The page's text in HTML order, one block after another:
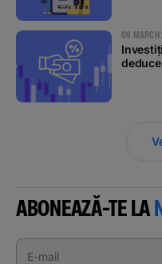
09 MARCH
ABONEAZĂ-TE LA
E-mail